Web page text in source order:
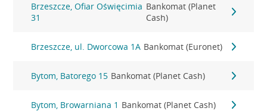
Brzeszcze, Ofiar Oświęcimia
31
Bankomat (Planet
Cash)
Brzeszcze, ul. Dworcowa 1A Bankomat (Euronet)
Bytom, Batorego 15 Bankomat (Planet Cash)
Bytom, Browarniana 1 Bankomat (Planet Cash)